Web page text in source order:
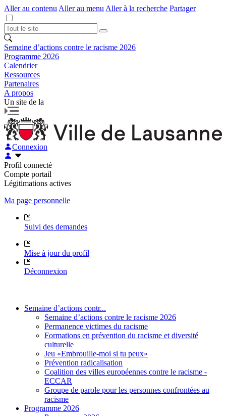
Aller au contenu Aller au menu Aller à la recherche Partager
Semaine d’actions contre le racisme 2026
Programme 2026
Calendrier
Ressources
Partenaires
A propos
Un site de la
Connexion
Profil connecté
Compte portail
Légitimations actives
Ma page personnelle
Suivi des demandes
Mise à jour du profil
Déconnexion
Semaine d’actions contr...
Semaine d’actions contre le racisme 2026
Permanence victimes du racisme
Formations en prévention du racisme et diversité
culturelle
Jeu «Embrouille-moi si tu peux»
Prévention radicalisation
Coalition des villes européennes contre le racisme -
ECCAR
Groupe de parole pour les personnes confrontées au
racisme
Programme 2026